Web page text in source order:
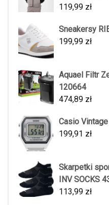
119,99 zł
Sneakersy
199,99 zł
Aquael Filtr
120664
474,89 zł
Casio
199,91 zł
Skarpetki
INV SOCKS
113,99 zł